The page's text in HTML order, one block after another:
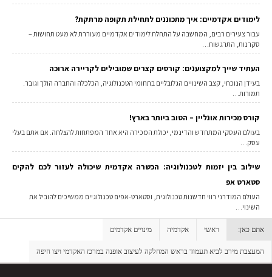
לימודים אקדמיים: איך מתכוננים לתחילת תקופה מרתקת?
עבור צעירים רבים, המחשבה על התחלת לימודים אקדמיים מעוררת לא מעט תחושות –
סקרנות, התרגשות…
העתיד שייך למקצוענים: קורסים קצרים שמובילים לקריירה ארוכה
בעידן הנוכחי, קצב השינויים הגלובליים בתחומי הטכנולוגיה, הכלכלה והחברה הולך וגובר.
תמורות…
קורס מכירות אונליין – הטוב ביותר בארץ!
בעולם העסקי המתחדש והדינמי, יכולת המכירה היא אחד המפתחות להצלחה. אם אתם בעלי
עסק…
שילוב בין יזמות לטכנולוגיה: הכשרה אקדמית שיכולה לעזור לכם להקים
סטארט אפ
העולם המודרני רווי חדשנות טכנולוגית, וסטארט-אפים טכנולוגיים ממשיכים להוביל את
השינוי…
אתם כאן: ראשי אקדמיה מינויים אקדמים
המעצבת מירב לביא תעמוד בראש המחלקה לעיצוב אופנה במרכז האקדמי ויצו חיפה